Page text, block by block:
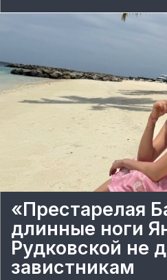
«Престарелая
длинные ноги
Рудковской не
завистникам